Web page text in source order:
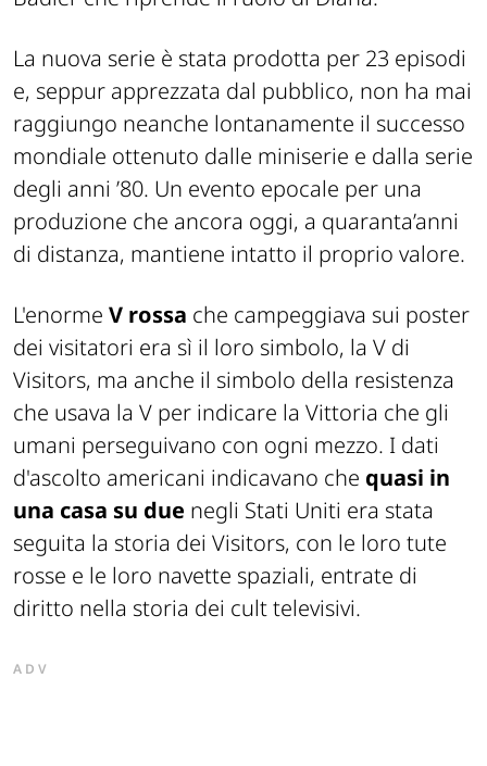
La nuova serie è stata prodotta per 23 episodi
e, seppur apprezzata dal pubblico, non ha mai
raggiungo neanche lontanamente il successo
mondiale ottenuto dalle miniserie e dalla serie
degli anni ’80. Un evento epocale per una
produzione che ancora oggi, a quaranta’anni
di distanza, mantiene intatto il proprio valore.
L'enorme V rossa che campeggiava sui poster
dei visitatori era sì il loro simbolo, la V di
Visitors, ma anche il simbolo della resistenza
che usava la V per indicare la Vittoria che gli
umani perseguivano con ogni mezzo. I dati
d'ascolto americani indicavano che quasi in
una casa su due negli Stati Uniti era stata
seguita la storia dei Visitors, con le loro tute
rosse e le loro navette spaziali, entrate di
diritto nella storia dei cult televisivi.
ADV